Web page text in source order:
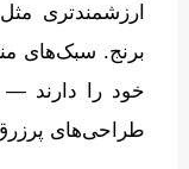
ارزشمندتری
برنج. سبک‌های
خود را دارند —
طراحی‌های